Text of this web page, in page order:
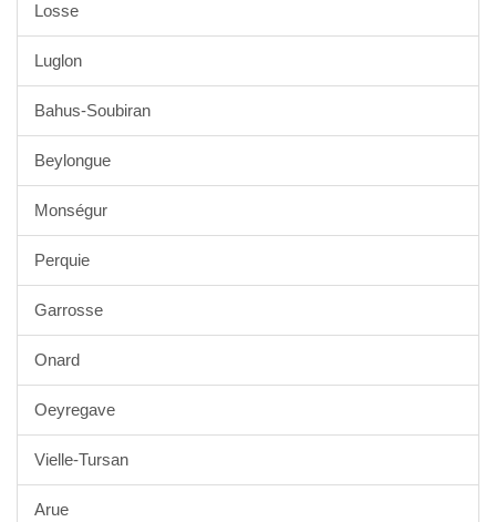
Losse
Luglon
Bahus-Soubiran
Beylongue
Monségur
Perquie
Garrosse
Onard
Oeyregave
Vielle-Tursan
Arue